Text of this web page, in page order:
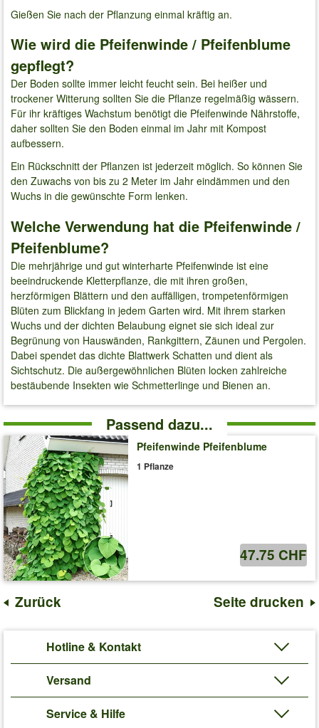
Gießen Sie nach der Pflanzung einmal kräftig an.
Wie wird die Pfeifenwinde / Pfeifenblume
gepflegt?
Der Boden sollte immer leicht feucht sein. Bei heißer und
trockener Witterung sollten Sie die Pflanze regelmäßig wässern.
Für ihr kräftiges Wachstum benötigt die Pfeifenwinde Nährstoffe,
daher sollten Sie den Boden einmal im Jahr mit Kompost
aufbessern.
Ein Rückschnitt der Pflanzen ist jederzeit möglich. So können Sie
den Zuwachs von bis zu 2 Meter im Jahr eindämmen und den
Wuchs in die gewünschte Form lenken.
Welche Verwendung hat die Pfeifenwinde /
Pfeifenblume?
Die mehrjährige und gut winterharte Pfeifenwinde ist eine
beeindruckende Kletterpflanze, die mit ihren großen,
herzförmigen Blättern und den auffälligen, trompetenförmigen
Blüten zum Blickfang in jedem Garten wird. Mit ihrem starken
Wuchs und der dichten Belaubung eignet sie sich ideal zur
Begrünung von Hauswänden, Rankgittern, Zäunen und Pergolen.
Dabei spendet das dichte Blattwerk Schatten und dient als
Sichtschutz. Die außergewöhnlichen Blüten locken zahlreiche
bestäubende Insekten wie Schmetterlinge und Bienen an.
Passend dazu...
Pfeifenwinde Pfeifenblume
1 Pflanze
47.75 CHF
Zurück Seite drucken
Hotline & Kontakt
Versand
Service & Hilfe